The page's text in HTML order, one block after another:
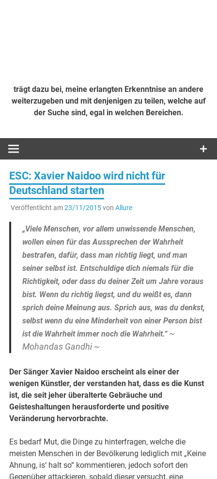
trägt dazu bei, meine erlangten Erkenntnise an andere
weiterzugeben und mit denjenigen zu teilen, welche auf
der Suche sind, egal in welchen Bereichen.
ESC: Xavier Naidoo wird nicht für
Deutschland starten
Veröffentlicht am23/11/2015von Allure
„Viele Menschen, vor allem unwissende Menschen,
wollen einen für das Aussprechen der Wahrheit
bestrafen, dafür, dass man richtig liegt, und man
seiner selbst ist. Entschuldige dich niemals für die
Richtigkeit, oder dass du deiner Zeit um Jahre voraus
bist. Wenn du richtig liegst, und du weißt es, dann
sprich deine Meinung aus. Sprich aus, was du denkst,
selbst wenn du eine Minderheit von einer Person bist
ist die Wahrheit immer noch die Wahrheit.“~
Mohandas Gandhi ~
Der Sänger Xavier Naidoo erscheint als einer der
wenigen Künstler, der verstanden hat, dass es die Kunst
ist, die seit jeher überalterte Gebräuche und
Geisteshaltungen herausforderte und positive
Veränderung hervorbrachte.
Es bedarf Mut, die Dinge zu hinterfragen, welche die
meisten Menschen in der Bevölkerung lediglich mit „Keine
Ahnung, is‘ halt so“ kommentieren, jedoch sofort den
Gegenüber attackieren, sobald dieser versucht, eine